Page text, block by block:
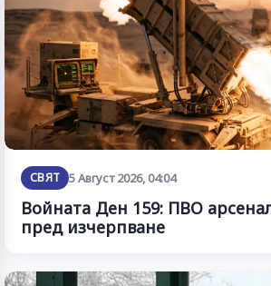
СВЯТ 5 Август 2026, 04:04
Войната Ден 159: ПВО
пред изчерпване